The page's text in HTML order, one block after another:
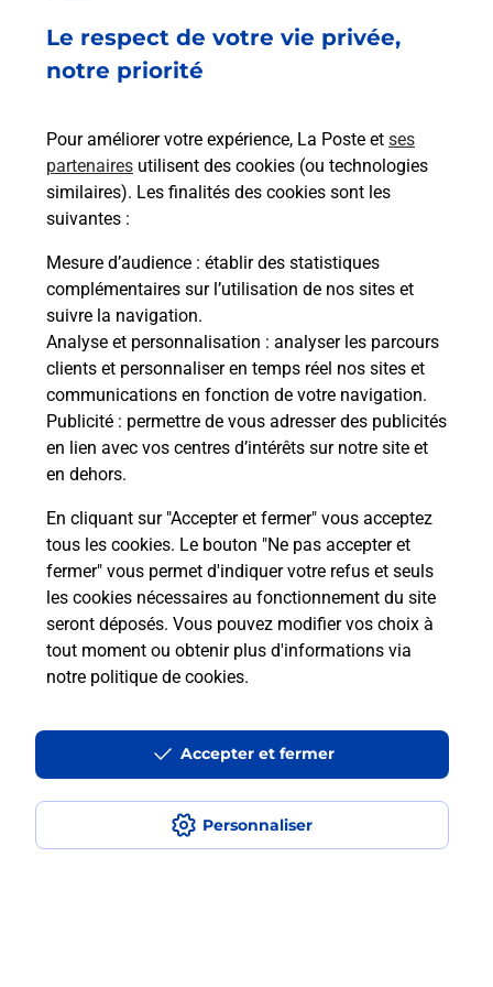
Le respect de votre vie privée,
notre priorité
Pour améliorer votre expérience, La Poste et ses
partenaires utilisent des cookies (ou technologies
similaires). Les finalités des cookies sont les
suivantes :
Mesure d’audience : établir des statistiques
complémentaires sur l’utilisation de nos sites et
suivre la navigation.
Analyse et personnalisation : analyser les parcours
clients et personnaliser en temps réel nos sites et
communications en fonction de votre navigation.
Publicité : permettre de vous adresser des publicités
en lien avec vos centres d’intérêts sur notre site et
en dehors.
En cliquant sur "Accepter et fermer" vous acceptez
tous les cookies. Le bouton "Ne pas accepter et
fermer" vous permet d'indiquer votre refus et seuls
les cookies nécessaires au fonctionnement du site
seront déposés. Vous pouvez modifier vos choix à
tout moment ou obtenir plus d'informations via
notre politique de cookies.
Personnaliser
Accepter et fermer
Acheter un iPhone neuf ou reconditionné
Vous recherchez un smartphone pas cher proche
de chez vous ? Découvrez notre offre de
téléphones iPhone Apple dans vos bureaux de
Poste à NANTES TALENSAC (44000) !
En savoir plus
Questions fréquemment posées
Comment retourner un colis acheté
en ligne depuis votre boîte aux lettres
Comment envoyer un colis ou faire un
retour chez un e-commerçant sans se
déplacer ?
Envoyer un petit colis au meilleur